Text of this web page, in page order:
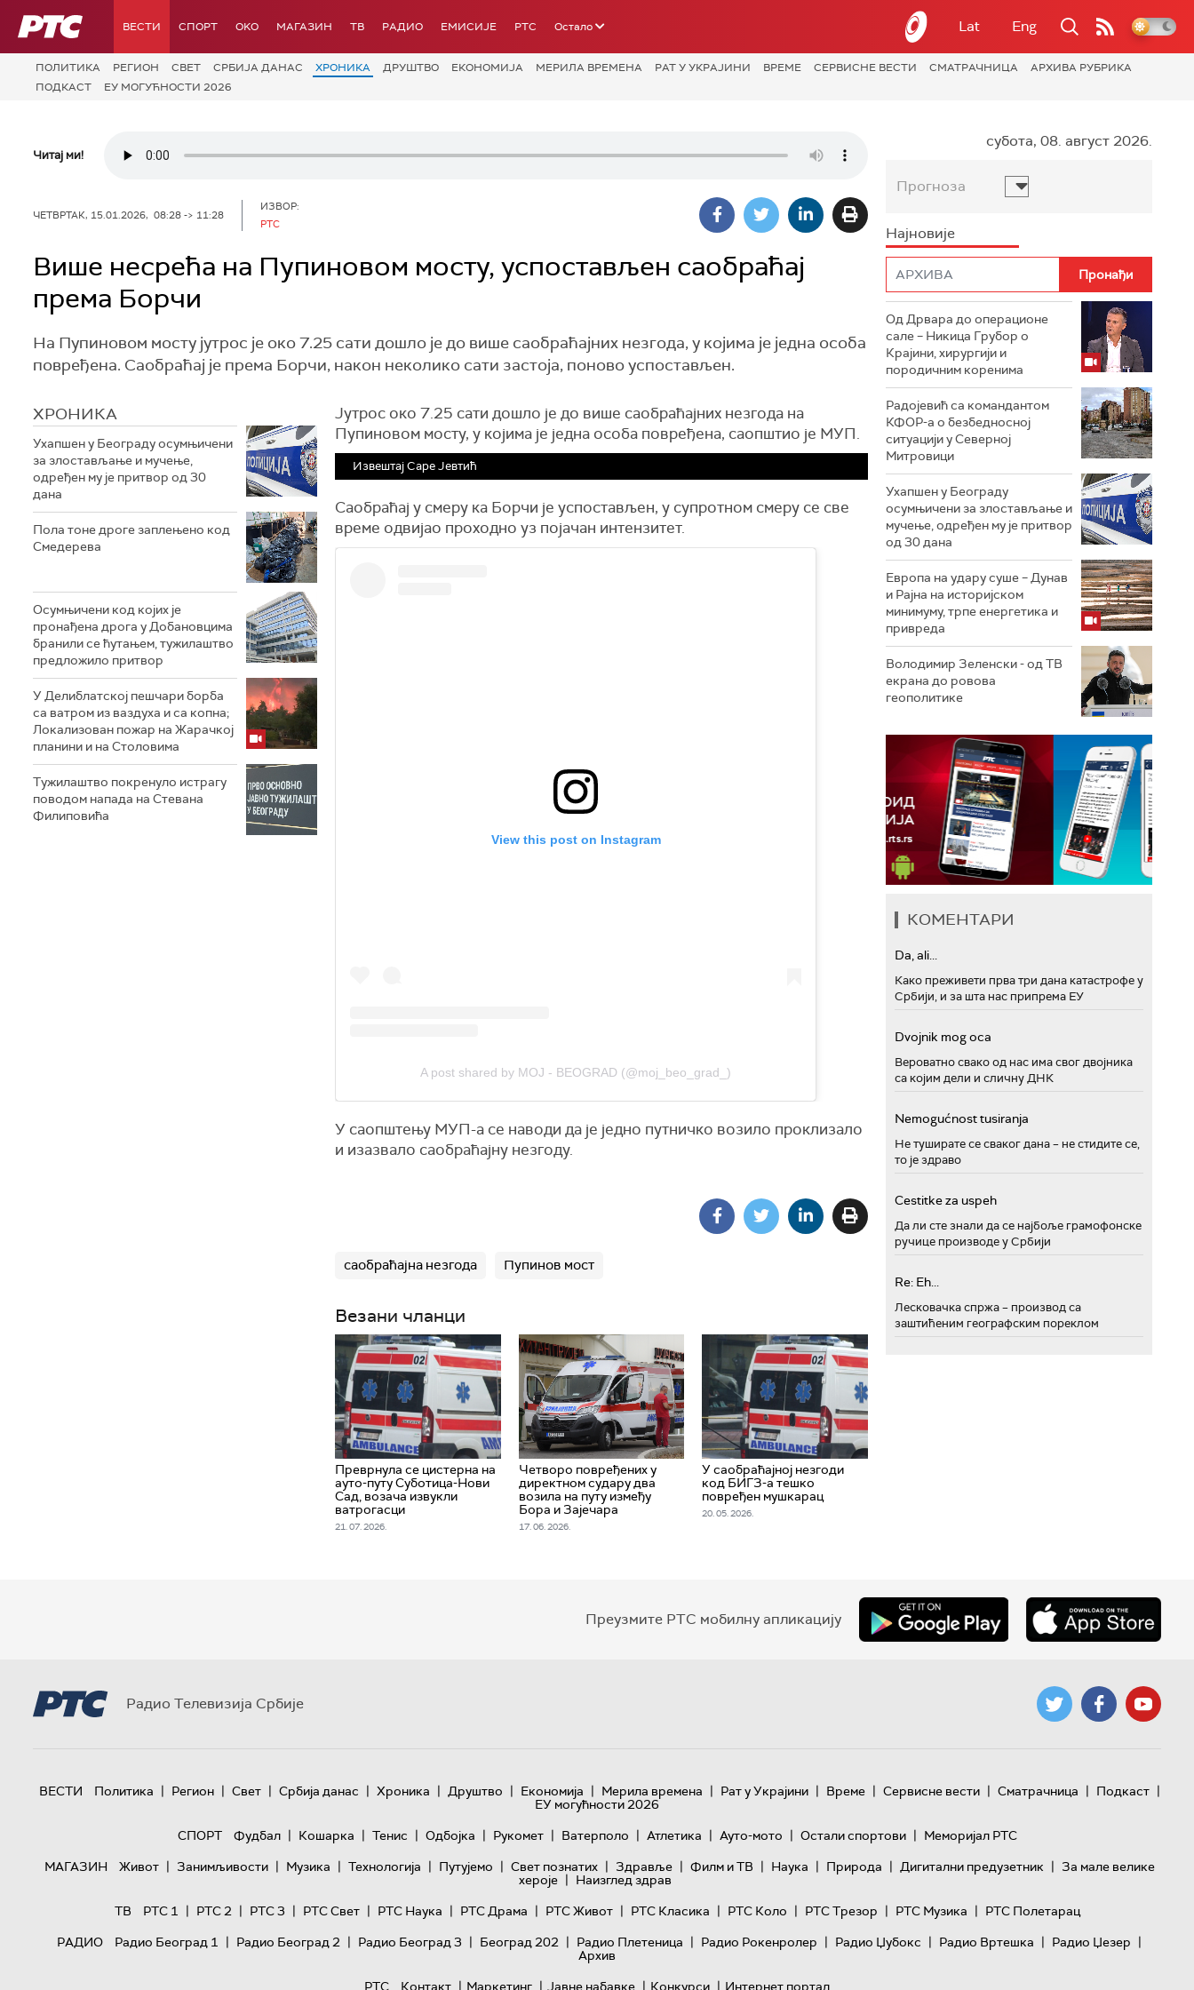
РТС ВЕСТИ СПОРТ OKO МАГАЗИН ТВ РАДИО ЕМИСИЈЕ РТС Остало Lat Eng
ПОЛИТИКА РЕГИОН СВЕТ СРБИЈА ДАНАС ХРОНИКА ДРУШТВО ЕКОНОМИЈА МЕРИЛА ВРЕМЕНА РАТ У УКРАЈИНИ ВРЕМЕ СЕРВИСНЕ ВЕСТИ СМАТРАЧНИЦА
АРХИВА РУБРИКА
ПОДКАСТ
ЕУ МОГУЋНОСТИ 2026
Читај ми!
ЧЕТВРТАК, 15.01.2026, 08:28 -> 11:28
ИЗВОР:
РТС
Више несрећа на Пупиновом мосту, успостављен саобраћај
према Борчи
На Пупиновом мосту јутрос је око 7.25 сати дошло је до више саобраћајних незгода, у којима је једна особа
повређена. Саобраћај је према Борчи, након неколико сати застоја, поново успостављен.
ХРОНИКА
Ухапшен у Београду осумњичени
за злостављање и мучење,
одређен му је притвор од 30
дана
Пола тоне дроге заплењено код
Смедерева
Осумњичени код којих је
пронађена дрога у Добановцима
бранили се ћутањем, тужилаштво
предложило притвор
У Делиблатској пешчари борба
са ватром из ваздуха и са копна;
Локализован пожар на Жарачкој
планини и на Столовима
Тужилаштво покренуло истрагу
поводом напада на Стевана
Филиповића
Јутрос око 7.25 сати дошло је до више саобраћајних незгода на
Пупиновом мосту, у којима је једна особа повређена, саопштио је МУП.
Извештај Саре Јевтић
Саобраћај у смеру ка Борчи је успостављен, у супротном смеру се све
време одвијао проходно уз појачан интензитет.
View this post on Instagram
A post shared by MOJ - BEOGRAD (@moj_beo_grad_)
У саопштењу МУП-а се наводи да је једно путничко возило проклизало
и изазвало саобраћајну незгоду.
саобраћајна незгода Пупинов мост
Везани чланци
Преврнула се цистерна на
ауто-путу Суботица-Нови
Сад, возача извукли
ватрогасци
21. 07. 2026.
Четворо повређених у
директном судару два
возила на путу између
Бора и Зајечара
17. 06. 2026.
У саобраћајној незгоди
код БИГЗ-а тешко
повређен мушкарац
20. 05. 2026.
субота, 08. август 2026.
Прогноза
Најновије
Од Дрвара до операционе
сале – Никица Грубор о
Крајини, хирургији и
породичним коренима
Радојевић са командантом
КФОР-а о безбедносној
ситуацији у Северној
Митровици
Ухапшен у Београду
осумњичени за злостављање и
мучење, одређен му је притвор
од 30 дана
Европа на удару суше – Дунав
и Рајна на историјском
минимуму, трпе енергетика и
привреда
Володимир Зеленски - од ТВ
екрана до ровова
геополитике
КОМЕНТАРИ
Da, ali...
Како преживети прва три дана катастрофе у
Србији, и за шта нас припрема ЕУ
Dvojnik mog oca
Вероватно свако од нас има свог двојника
са којим дели и сличну ДНК
Nemogućnost tusiranja
Не туширате се сваког дана – не стидите се,
то је здраво
Cestitke za uspeh
Да ли сте знали да се најбоље грамофонске
ручице производе у Србији
Re: Eh...
Лесковачка спржа – производ са
заштићеним географским пореклом
Преузмите РТС мобилну апликацију
Радио Телевизија Србије
ВЕСТИ Политика | Регион | Свет | Србија данас | Хроника | Друштво | Економија | Мерила времена | Рат у Украјини | Време | Сервисне вести | Сматрачница | Подкаст |
ЕУ могућности 2026
СПОРТ
Фудбал | Кошарка | Тенис | Одбојка | Рукомет | Ватерполо | Атлетика | Ауто-мото | Остали спортови | Меморијал РТС
МАГАЗИН
Живот | Занимљивости | Музика | Технологијa | Путујемо | Свет познатих | Здравље | Филм и ТВ | Наука | Природа | Дигитални предузетник | За мале велике
хероје | Наизглед здрав
ТВ
РТС 1 | РТС 2 | РТС 3 | РТС Свет | РТС Наука | РТС Драма | РТС Живот | РТС Класика | РТС Коло | РТС Трезор | РТС Музика | РТС Полетарац
РАДИО
Радио Београд 1 | Радио Београд 2 | Радио Београд 3 | Београд 202 | Радио Плетеница | Радио Рокенролер | Радио Џубокс | Радио Вртешка | Радио Џезер |
Архив
РТС
Контакт | Маркетинг | Јавне набавке | Конкурси | Интернет портал